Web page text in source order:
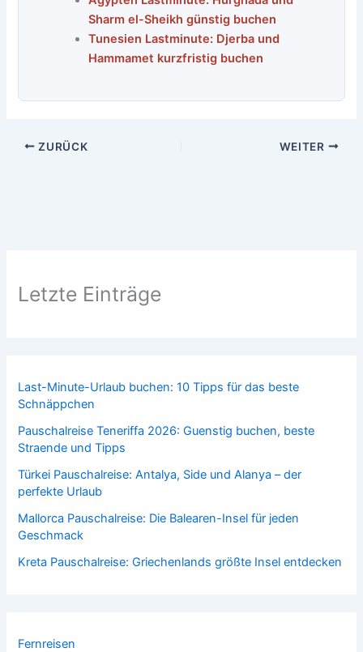
Sharm el-Sheikh günstig buchen
Tunesien Lastminute: Djerba und
Hammamet kurzfristig buchen
ZURÜCK WEITER
Letzte Einträge
Last-Minute-Urlaub buchen: 10 Tipps für das beste
Schnäppchen
Pauschalreise Teneriffa 2026: Guenstig buchen, beste
Straende und Tipps
Türkei Pauschalreise: Antalya, Side und Alanya – der
perfekte Urlaub
Mallorca Pauschalreise: Die Balearen-Insel für jeden
Geschmack
Kreta Pauschalreise: Griechenlands größte Insel entdecken
Fernreisen